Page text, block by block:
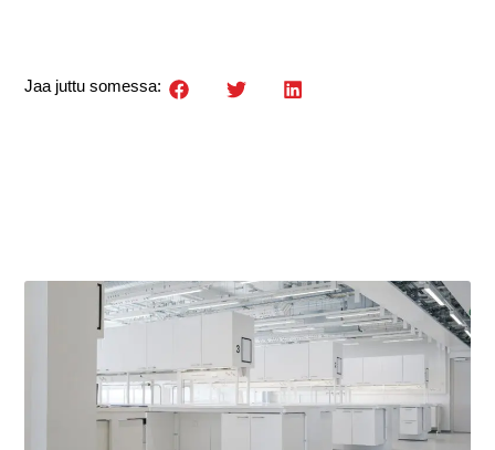
Jaa juttu somessa: